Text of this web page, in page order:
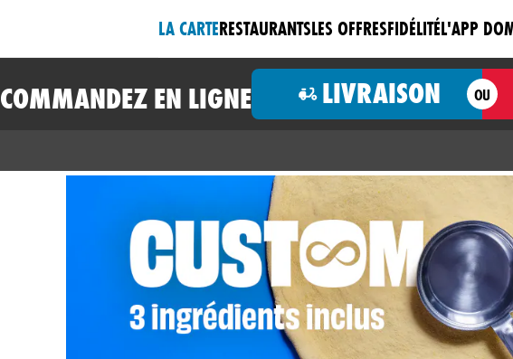
LA CARTERESTAURANTSLES OFFRESFIDÉLITÉL'APP
COMMANDEZ EN LIGNE LIVRAISON OU